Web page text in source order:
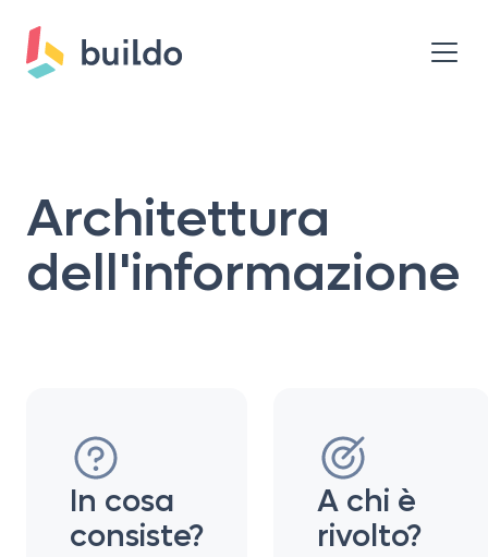
Architettura
dell'informazione
In cosa
consiste?
A chi è
rivolto?